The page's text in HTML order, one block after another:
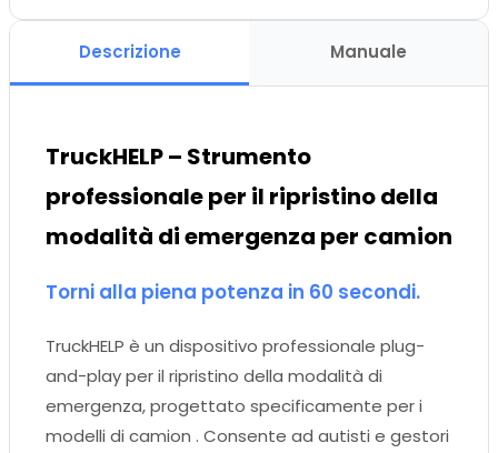
Descrizione Manuale
TruckHELP – Strumento
professionale per il ripristino della
modalità di emergenza per camion
Torni alla piena potenza in 60 secondi.
TruckHELP è un dispositivo professionale plug-
and-play per il ripristino della modalità di
emergenza, progettato specificamente per i
modelli di camion . Consente ad autisti e gestori